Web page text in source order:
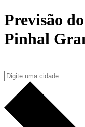
Previsão
Pinhal